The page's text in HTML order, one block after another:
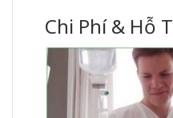
Chi Phí & Hỗ